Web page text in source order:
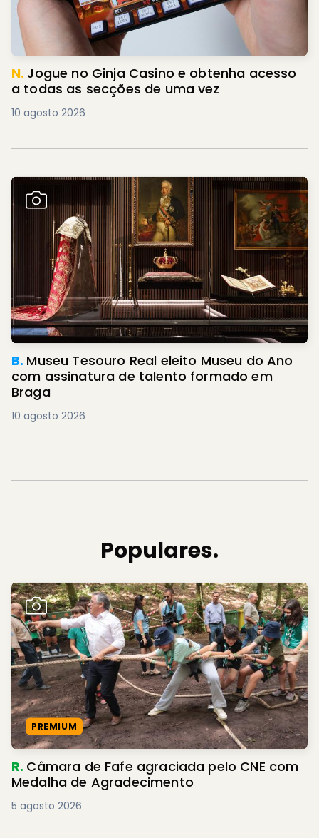
N. Jogue no Ginja Casino e obtenha acesso
a todas as secções de uma vez
10 agosto 2026
B. Museu Tesouro Real eleito Museu do Ano
com assinatura de talento formado em
Braga
10 agosto 2026
Populares.
PREMIUM
R. Câmara de Fafe agraciada pelo CNE com
Medalha de Agradecimento
5 agosto 2026